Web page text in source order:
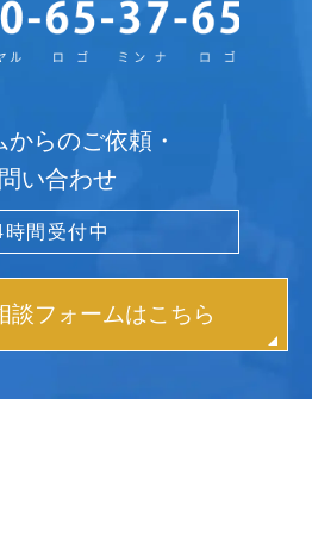
からのご依頼・
い合わせ
時間受付中
談フォームはこちら